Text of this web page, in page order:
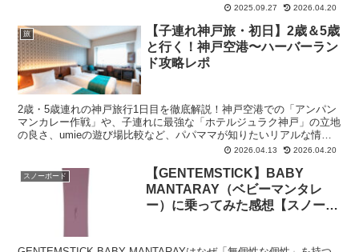
2025.09.27 2026.04.20
旅
【子連れ神戸旅・初日】2歳＆5歳
と行く！神戸空港〜ハーバーラン
ド攻略レポ
2歳・5歳連れの神戸旅行1日目を徹底解説！神戸空港での「アンパン
マンカレー作戦」や、子連れに最強な「ホテルジュラク神戸」の立地
の良さ、umieの遊び場比較など、パパママが知りたいリアルな情報
2026.04.13 2026.04.20
スノーボード
【GENTEMSTICK】BABY
MANTARAY（ベビーマンタレ
ー）に乗ってみた感想【スノーボ